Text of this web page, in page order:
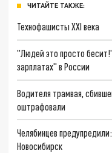
ЧИТАЙТЕ ТАКЖЕ:
Технофашисты XXI века
"Людей это просто
зарплатах" в России
Водителя трамвая,
оштрафовали
Челябинцев
Новосибирск